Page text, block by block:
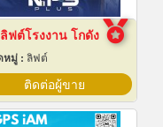
ฟต์โรงงาน โกดัง
หมู่ : ลิฟต์
ติดต่อผู้ขาย